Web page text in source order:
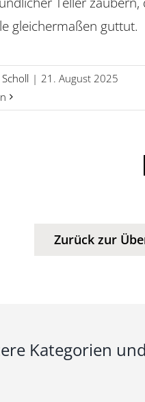
gleichermaßen guttut.
| 21. August 2025
Zurück zur
Kategorien